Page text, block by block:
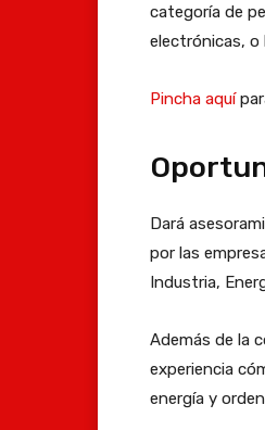
categoría de
electrónicas, o
Pincha aquí
Dará
por las
Industria,
Además de la
experiencia
energía y